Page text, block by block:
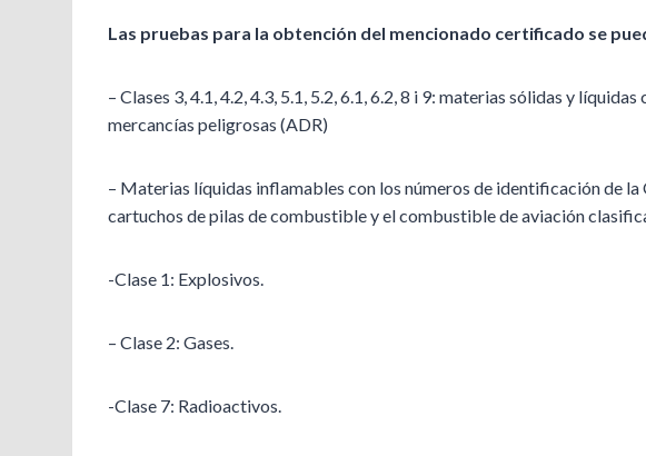
Las pruebas para la obtención del mencionado certificado se
– Clases 3, 4.1, 4.2, 4.3, 5.1, 5.2, 6.1, 6.2, 8 i 9: materias sólidas y
mercancías peligrosas (ADR)
– Materias líquidas inflamables con los números de identificación de
cartuchos de pilas de combustible y el combustible de aviación
-Clase 1: Explosivos.
– Clase 2: Gases.
-Clase 7: Radioactivos.